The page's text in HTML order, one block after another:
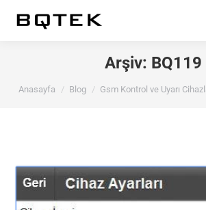
Arşiv: BQ119
Anasayfa Blog Gsm Kontrol ve Uyarı